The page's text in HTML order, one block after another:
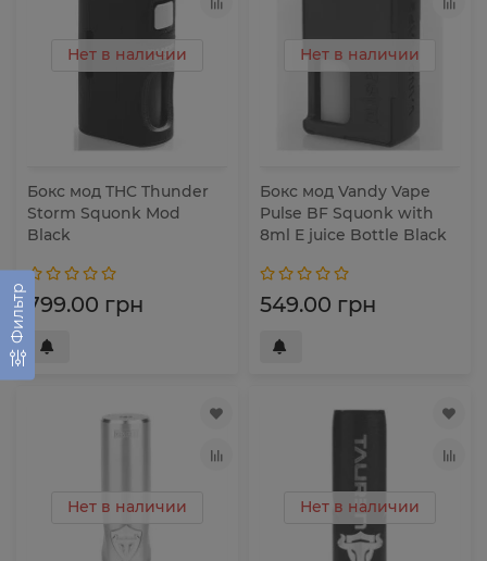
Фильтр
Нет в наличии
Бокс мод THC Thunder
Storm Squonk Mod
Black
799.00 грн
Нет в наличии
Бокс мод Vandy Vape
Pulse BF Squonk with
8ml E juice Bottle Black
549.00 грн
Нет в наличии Нет в наличии